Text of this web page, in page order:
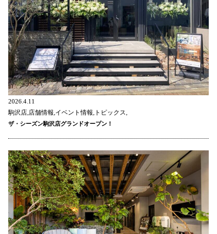
2026.4.11
駒沢店,店舗情報,イベント情報,トピックス,
ザ・シーズン駒沢店グランドオープン！